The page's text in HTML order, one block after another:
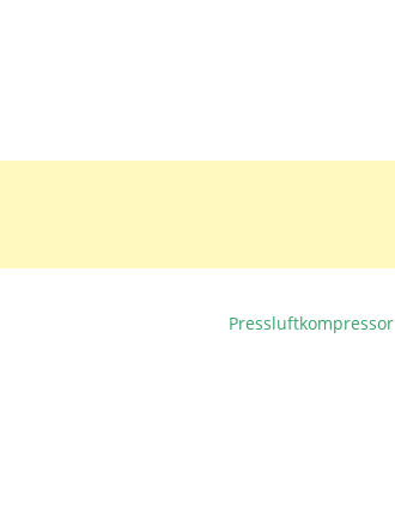
Pressluftkompressor